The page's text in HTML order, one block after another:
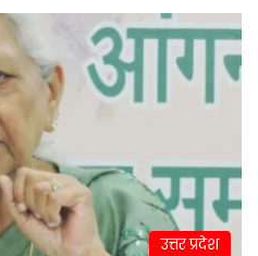
उत्तर प्रदेश